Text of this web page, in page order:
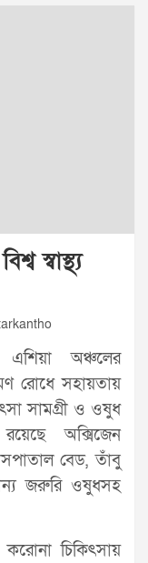
স্বাস্থ্য
এশিয়া অঞ্চলের
রোধে সহায়তায়
সামগ্রী ও ওষুধ
অক্সিজেন
বেড, তাঁবু
জরুরি ওষুধসহ
করোনা চিকিৎসায়